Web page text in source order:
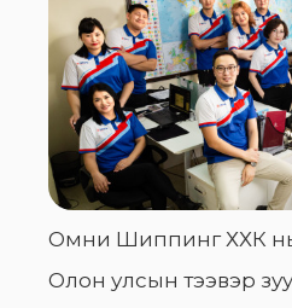
Омни Шиппинг ХХК
Олон улсын тээвэр